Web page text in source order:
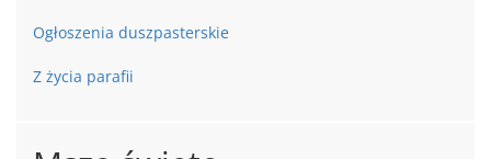
Ogłoszenia duszpasterskie
Z życia parafii